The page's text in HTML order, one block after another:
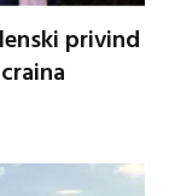
privind